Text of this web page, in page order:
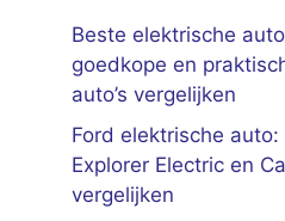
Beste elektrische
goedkope en
auto’s vergelijken
Ford elektrische
Explorer Electric en
vergelijken